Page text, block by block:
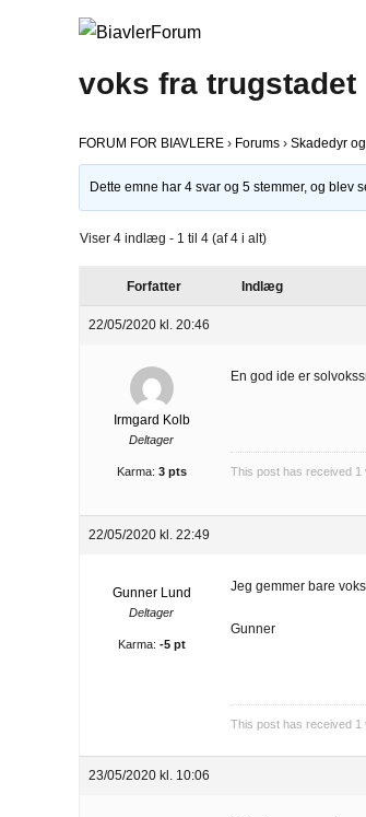
voks fra trugstadet
FORUM FOR BIAVLERE › Forums › Skadedyr
Dette emne har 4 svar og 5 stemmer, og blev
Viser 4 indlæg - 1 til 4 (af 4 i alt)
Forfatter Indlæg
22/05/2020 kl. 20:46
Irmgard Kolb
Deltager
Karma: 3 pts
En god ide er
This post has received 1
22/05/2020 kl. 22:49
Gunner Lund
Deltager
Karma: -5 pt
Jeg gemmer bare
Gunner
This post has received 1
23/05/2020 kl. 10:06